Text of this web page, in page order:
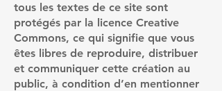
tous les textes de ce site sont
protégés par la licence Creative
Commons, ce qui signifie que vous
êtes libres de reproduire, distribuer
et communiquer cette création au
public, à condition d’en mentionner